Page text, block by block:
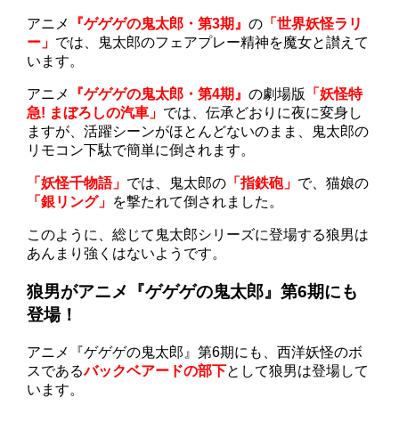
アニメ 『ゲゲゲの鬼太郎・第3期』の 「世界妖怪ラリ
ー」 では、鬼太郎のフェアプレー精神を魔女と讃えて
います。
アニメ 『ゲゲゲの鬼太郎・第4期』の劇場版
「妖怪特
急! まぼろしの汽車」 では、伝承どおりに夜に変身し
ますが、活躍シーンがほとんどないのまま、鬼太郎の
リモコン下駄で簡単に倒されます。
「妖怪千物語」 では、鬼太郎の 「指鉄砲」 で、猫娘の
「銀リング」 を撃たれて倒されました。
このように、総じて鬼太郎シリーズに登場する狼男は
あんまり強くはないようです。
狼男がアニメ『ゲゲゲの鬼太郎』第6期にも
登場！
アニメ『ゲゲゲの鬼太郎』第6期にも、西洋妖怪のボ
スであるバックベアードの部下として狼男は登場して
います。